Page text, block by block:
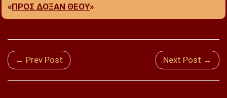
«ΠΡΟΣ ΔΟΞΑΝ ΘΕΟΥ»
← Prev Post Next Post →